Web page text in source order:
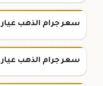
سعر جرام الذهب عيار ١٨
سعر جرام الذهب عيار ١٤